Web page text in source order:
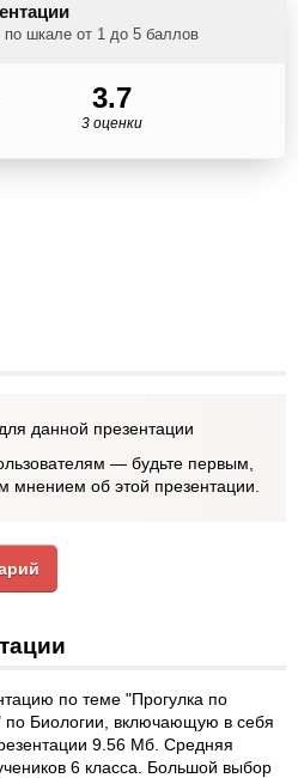
по шкале от 1 до 5 баллов
3.7
3 оценки
данной презентации
— будьте первым,
мнением об этой презентации.
по теме "Прогулка по
по Биологии, включающую в себя
9.56 Мб. Средняя
6 класса. Большой выбор